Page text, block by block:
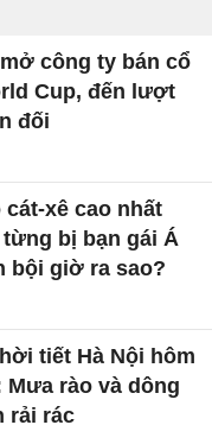
công ty bán cổ
Cup, đến lượt
đối
xê cao nhất
từng bị bạn gái Á
bội giờ ra sao?
tiết Hà Nội hôm
Mưa rào và dông
rải rác